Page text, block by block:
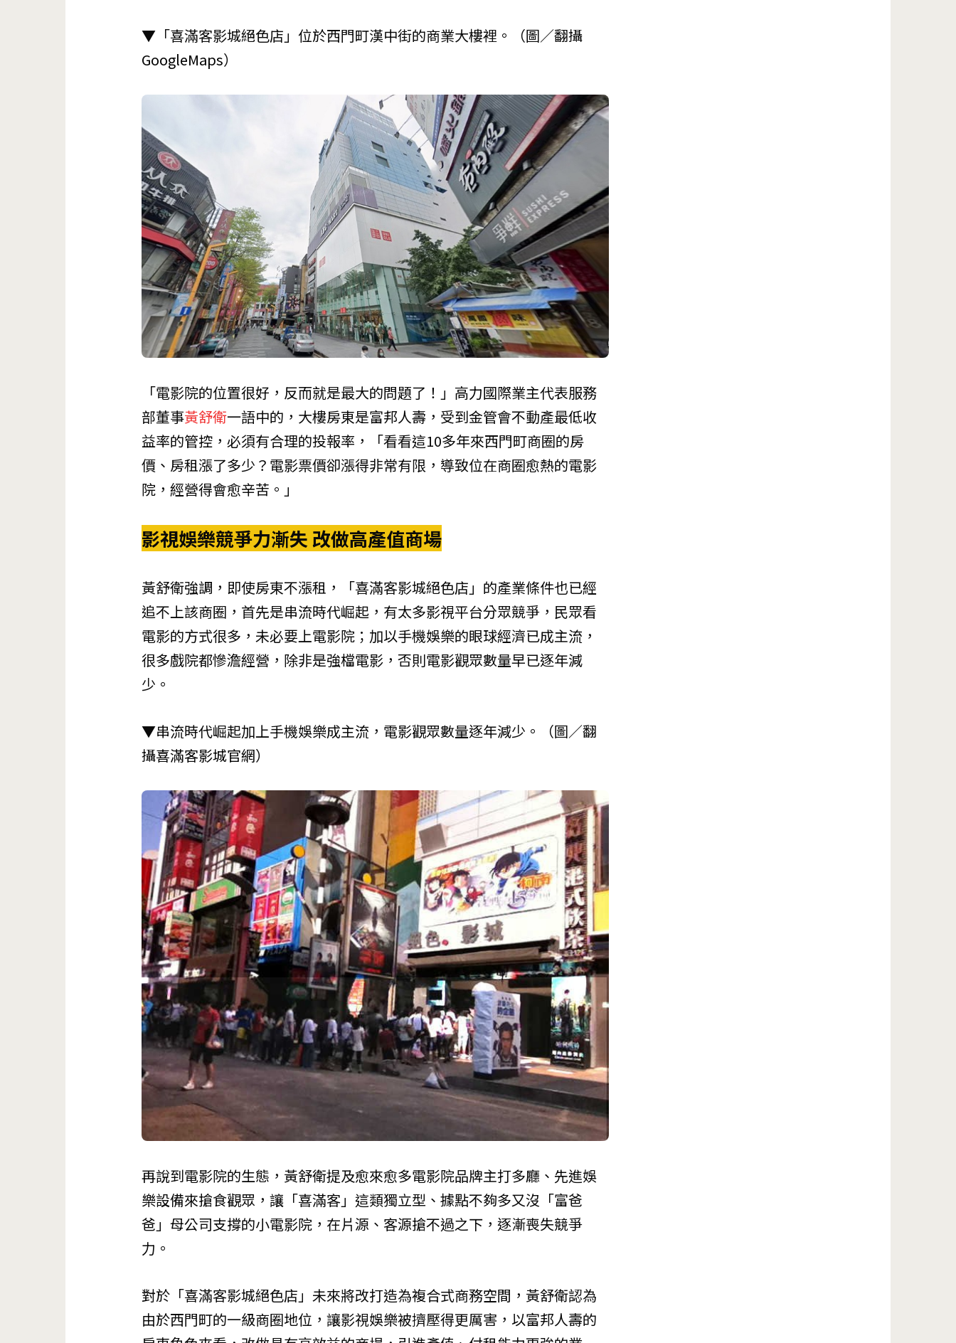
▼「喜滿客影城絕色店」位於西門町漢中街的商業大樓裡。（圖／翻攝
GoogleMaps）
「電影院的位置很好，反而就是最大的問題了！」 高力國際業主代表服務
部董事黃舒衛一語中的，大樓房東是富邦人壽，受到金管會不動產最低收
益率的管控，必須有合理的投報率，「看看這10多年來西門町商圈的房
價、房租漲了多少？電影票價卻漲得非常有限，導致位在商圈愈熱的電影
院，經營得會愈辛苦。」
影視娛樂競爭力漸失 改做高產值商場
黃舒衛強調，即使房東不漲租，「喜滿客影城絕色店」的產業條件也已經
追不上該商圈，首先是串流時代崛起，有太多影視平台分眾競爭，民眾看
電影的方式很多，未必要上電影院；加以手機娛樂的眼球經濟已成主流，
很多戲院都慘澹經營，除非是強檔電影，否則電影觀眾數量早已逐年減
少。
▼串流時代崛起加上手機娛樂成主流，電影觀眾數量逐年減少。（圖／翻
攝喜滿客影城官網）
再說到電影院的生態，黃舒衛提及愈來愈多電影院品牌主打多廳、先進娛
樂設備來搶食觀眾，讓「喜滿客」這類獨立型、據點不夠多又沒「富爸
爸」母公司支撐的小電影院，在片源、客源搶不過之下，逐漸喪失競爭
力。
對於「喜滿客影城絕色店」未來將改打造為複合式商務空間，黃舒衛認為
由於西門町的一級商圈地位，讓影視娛樂被擠壓得更厲害，以富邦人壽的